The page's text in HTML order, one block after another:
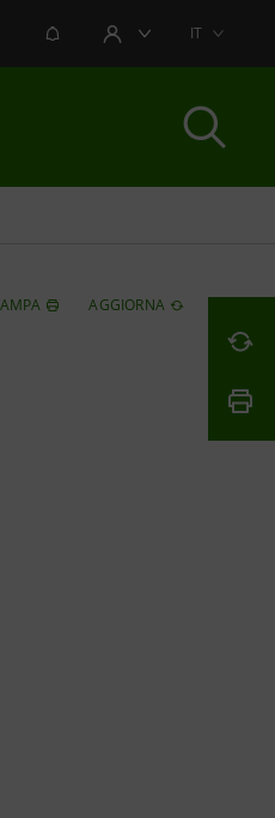
NOTIFICHEAREA UTENTEIT
AGGIORNA